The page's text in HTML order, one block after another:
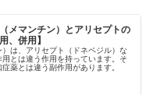
メマンチン）とアリセプトの
、併用】
）は、アリセプト（ドネペジル）な
とは違う作用を持っています。そ
薬とは違う副作用があります。